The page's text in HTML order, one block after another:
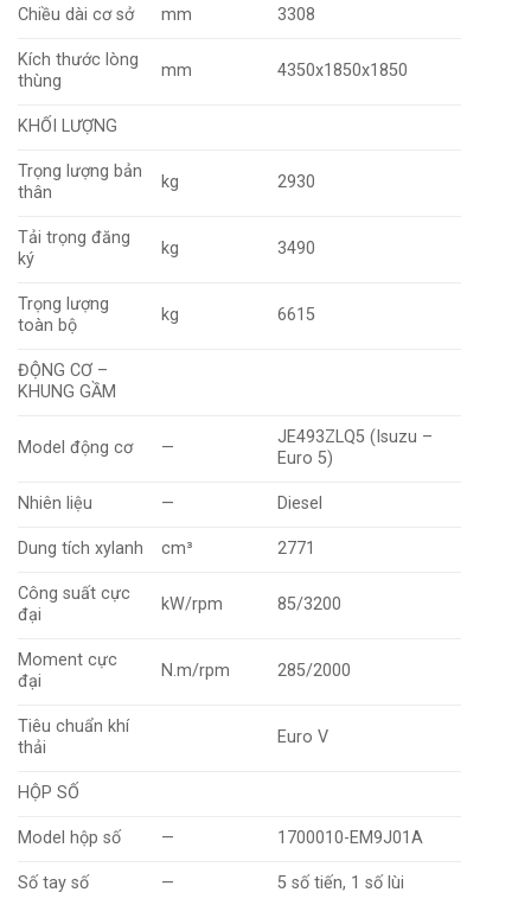
Chiều dài cơ sở mm 3308
Kích thước lòng
thùng
mm 4350x1850x1850
KHỐI LƯỢNG
Trọng lượng bản
thân
kg 2930
Tải trọng đăng
ký
kg 3490
Trọng lượng
toàn bộ
kg 6615
ĐỘNG CƠ –
KHUNG GẦM
Model động cơ —
JE493ZLQ5 (Isuzu –
Euro 5)
Nhiên liệu — Diesel
Dung tích xylanh cm³ 2771
Công suất cực
đại
kW/rpm 85/3200
Moment cực
đại
N.m/rpm 285/2000
Tiêu chuẩn khí
thải
Euro V
HỘP SỐ
Model hộp số — 1700010-EM9J01A
Số tay số — 5 số tiến, 1 số lùi